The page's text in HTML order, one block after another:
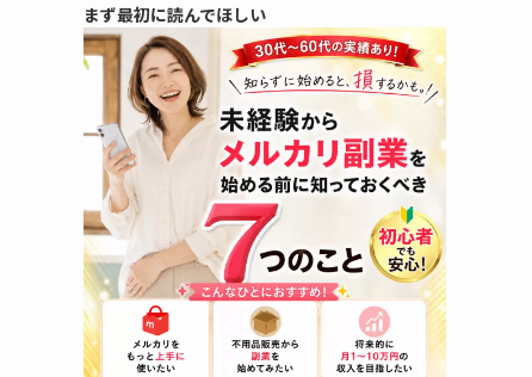
まず最初に読んでほしい